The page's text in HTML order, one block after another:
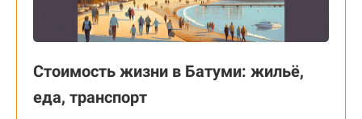
Стоимость жизни в Батуми: жильё,
еда, транспорт